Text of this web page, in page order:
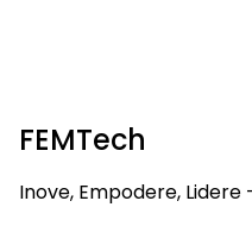
FEMTech
Inove, Empodere, Lidere